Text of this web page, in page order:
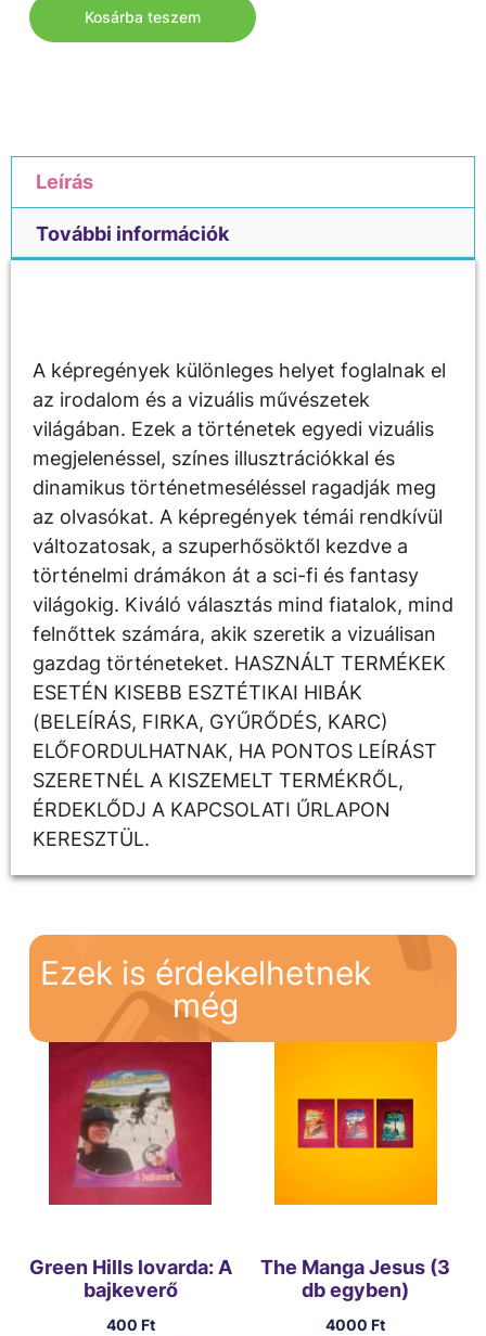
Kosárba teszem
Leírás
További információk
A képregények különleges helyet foglalnak el
az irodalom és a vizuális művészetek
világában. Ezek a történetek egyedi vizuális
megjelenéssel, színes illusztrációkkal és
dinamikus történetmeséléssel ragadják meg
az olvasókat. A képregények témái rendkívül
változatosak, a szuperhősöktől kezdve a
történelmi drámákon át a sci-fi és fantasy
világokig. Kiváló választás mind fiatalok, mind
felnőttek számára, akik szeretik a vizuálisan
gazdag történeteket. HASZNÁLT TERMÉKEK
ESETÉN KISEBB ESZTÉTIKAI HIBÁK
(BELEÍRÁS, FIRKA, GYŰRŐDÉS, KARC)
ELŐFORDULHATNAK, HA PONTOS LEÍRÁST
SZERETNÉL A KISZEMELT TERMÉKRŐL,
ÉRDEKLŐDJ A KAPCSOLATI ŰRLAPON
KERESZTÜL.
Ezek is érdekelhetnek
még
Green Hills lovarda: A
bajkeverő
400 Ft
The Manga Jesus (3
db egyben)
4000Ft